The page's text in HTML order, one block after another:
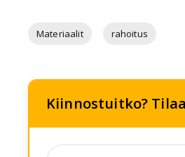
Materiaalit rahoitus
Kiinnostuitko?